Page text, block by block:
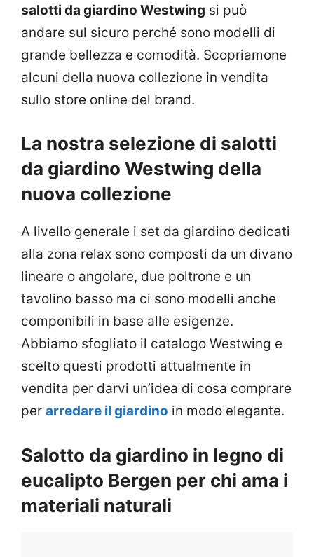
salotti da giardino Westwing si può
andare sul sicuro perché sono modelli di
grande bellezza e comodità. Scopriamone
alcuni della nuova collezione in vendita
sullo store online del brand.
La nostra selezione di salotti
da giardino Westwing della
nuova collezione
A livello generale i set da giardino dedicati
alla zona relax sono composti da un divano
lineare o angolare, due poltrone e un
tavolino basso ma ci sono modelli anche
componibili in base alle esigenze.
Abbiamo sfogliato il catalogo Westwing e
scelto questi prodotti attualmente in
vendita per darvi un’idea di cosa comprare
per arredare il giardino in modo elegante.
Salotto da giardino in legno di
eucalipto Bergen per chi ama i
materiali naturali